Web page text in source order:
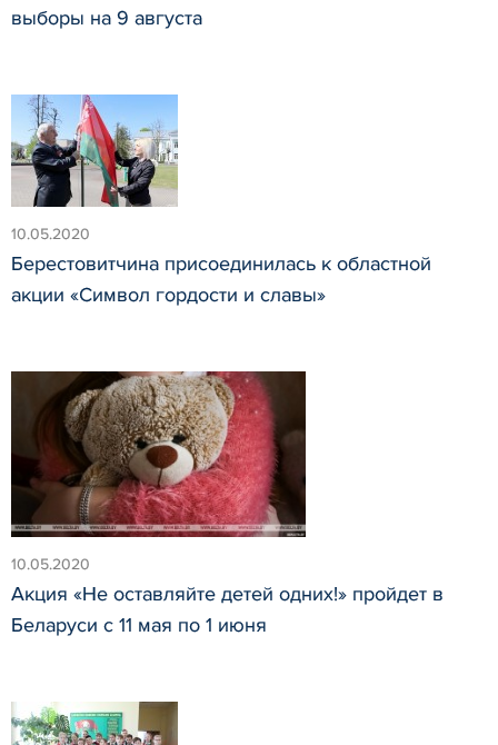
выборы на 9 августа
10.05.2020
Берестовитчина присоединилась к областной
акции «Символ гордости и славы»
10.05.2020
Акция «Не оставляйте детей одних!» пройдет в
Беларуси с 11 мая по 1 июня